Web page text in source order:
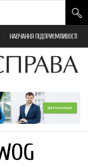
НАВЧАННЯ ПІДПРИЄМЛИВОСТІ